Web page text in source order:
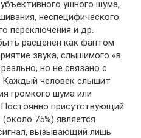
ушного шума,
неспецифического
переключения и др.
расценен как фантом
звука, слышимого «в
но не связано с
Каждый человек слышит
громкого шума или
присутствующий
75%) является
вызывающий лишь